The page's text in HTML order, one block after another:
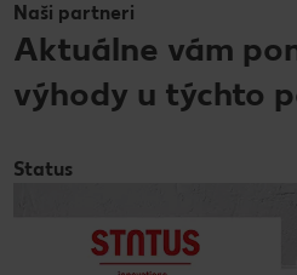
Naši partneri
Aktuálne vám
výhody u týchto
Status